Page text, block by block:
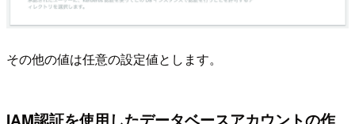
その他の値は任意の設定値とします。
IAM認証を使用したデータベースアカウントの作